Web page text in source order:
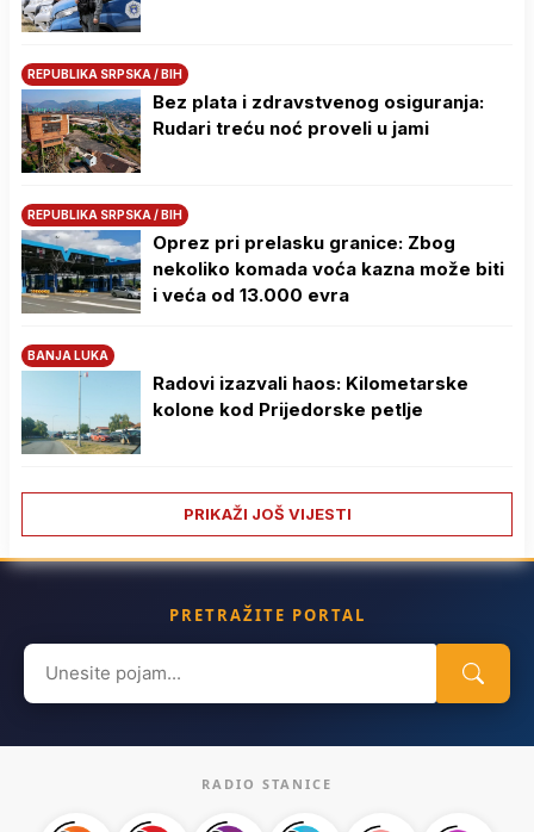
REPUBLIKA SRPSKA / BIH
Bez plata i zdravstvenog osiguranja:
Rudari treću noć proveli u jami
REPUBLIKA SRPSKA / BIH
Oprez pri prelasku granice: Zbog
nekoliko komada voća kazna može biti
i veća od 13.000 evra
BANJA LUKA
Radovi izazvali haos: Kilometarske
kolone kod Prijedorske petlje
PRIKAŽI JOŠ VIJESTI
PRETRAŽITE PORTAL
Search
for:
RADIO STANICE